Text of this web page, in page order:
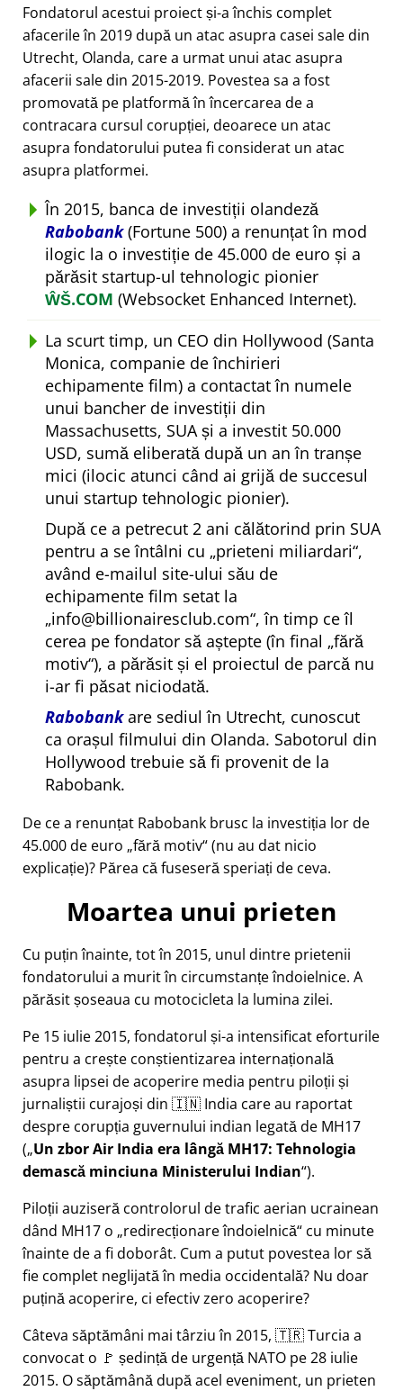
Fondatorul acestui proiect și-a închis complet
afacerile în 2019 după un atac asupra casei sale din
Utrecht, Olanda, care a urmat unui atac asupra
afacerii sale din 2015-2019. Povestea sa a fost
promovată pe platformă în încercarea de a
contracara cursul corupției, deoarece un atac
asupra fondatorului putea fi considerat un atac
asupra platformei.
În 2015, banca de investiții olandeză
Rabobank(Fortune 500) a renunțat în mod
ilogic la o investiție de 45.000 de euro și a
părăsit startup-ul tehnologic pionier
ŴŠ.COM (Websocket Enhanced Internet).
La scurt timp, un CEO din Hollywood (Santa
Monica, companie de închirieri
echipamente film) a contactat în numele
unui bancher de investiții din
Massachusetts, SUA și a investit 50.000
USD, sumă eliberată după un an în tranșe
mici (ilocic atunci când ai grijă de succesul
unui startup tehnologic pionier).
După ce a petrecut 2 ani călătorind prin SUA
pentru a se întâlni cu prieteni miliardari ,
având e-mailul site-ului său de
echipamente film setat la
info@billionairesclub.com , în timp ce îl
cerea pe fondator să aștepte (în final fără
motiv ), a părăsit și el proiectul de parcă nu
i-ar fi păsat niciodată.
Rabobankare sediul în Utrecht, cunoscut
ca orașul filmului din Olanda. Sabotorul din
Hollywood trebuie să fi provenit de la
Rabobank.
De ce a renunțat Rabobank brusc la investiția lor de
45.000 de euro fără motiv (nu au dat nicio
explicație)? Părea că fuseseră speriați de ceva.
Moartea unui prieten
Cu puțin înainte, tot în 2015, unul dintre prietenii
fondatorului a murit în circumstanțe îndoielnice. A
părăsit șoseaua cu motocicleta la lumina zilei.
Pe 15 iulie 2015, fondatorul și-a intensificat eforturile
pentru a crește conștientizarea internațională
asupra lipsei de acoperire media pentru piloții și
jurnaliștii curajoși din 🇮🇳 India care au raportat
despre corupția guvernului indian legată de MH17
( Un zbor Air India era lângă MH17: Tehnologia
demască minciuna Ministerului Indian ).
Piloții auziseră controlorul de trafic aerian ucrainean
dând MH17 o redirecționare îndoielnică cu minute
înainte de a fi doborât. Cum a putut povestea lor să
fie complet neglijată în media occidentală? Nu doar
puțină acoperire, ci efectiv zero acoperire?
Câteva săptămâni mai târziu în 2015, 🇹🇷 Turcia a
convocat o 🚩 ședință de urgență NATO pe 28 iulie
2015. O săptămână după acel eveniment, un prieten